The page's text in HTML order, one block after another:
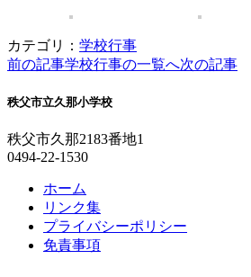
カテゴリ： 学校行事
前の記事学校行事の一覧へ次の記事
秩父市立久那小学校
秩父市久那2183番地1
0494-22-1530
ホーム
リンク集
プライバシーポリシー
免責事項